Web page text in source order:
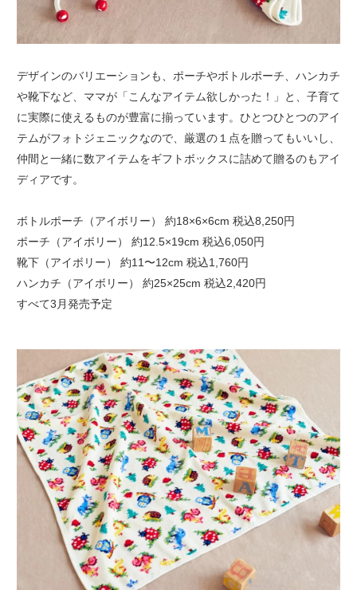
デザインのバリエーションも、ポーチやボトルポーチ、ハンカチ
や靴下など、ママが「こんなアイテム欲しかった！」と、子育て
に実際に使えるものが豊富に揃っています。ひとつひとつのアイ
テムがフォトジェニックなので、厳選の１点を贈ってもいいし、
仲間と一緒に数アイテムをギフトボックスに詰めて贈るのもアイ
ディアです。
ボトルポーチ（アイボリー） 約18×6×6cm 税込8,250円
ポーチ（アイボリー） 約12.5×19cm 税込6,050円
靴下（アイボリー） 約11〜12cm 税込1,760円
ハンカチ（アイボリー） 約25×25cm 税込2,420円
すべて3月発売予定